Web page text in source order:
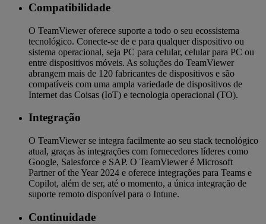
Compatibilidade
O TeamViewer oferece suporte a todo o seu ecossistema
tecnológico. Conecte-se de e para qualquer dispositivo ou
sistema operacional, seja PC para celular, celular para PC ou
entre dispositivos móveis. As soluções do TeamViewer
abrangem mais de 120 fabricantes de dispositivos e são
compatíveis com uma ampla variedade de dispositivos de
Internet das Coisas (IoT) e tecnologia operacional (TO).
Integração
O TeamViewer se integra facilmente ao seu stack tecnológico
atual, graças às integrações com fornecedores líderes como
Google, Salesforce e SAP. O TeamViewer é Microsoft
Partner of the Year 2024 e oferece integrações para Teams e
Copilot, além de ser, até o momento, a única integração de
suporte remoto disponível para o Intune.
Continuidade